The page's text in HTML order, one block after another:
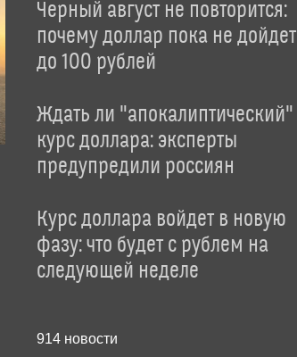
Черный август не повторится:
почему доллар пока не дойдет
до 100 рублей
Ждать ли "апокалиптический"
курс доллара: эксперты
предупредили россиян
Курс доллара войдет в новую
фазу: что будет с рублем на
следующей неделе
914новости